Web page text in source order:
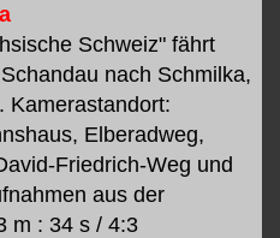
Schweiz" fährt
nach Schmilka,
Kamerastandort:
Elberadweg,
Friedrich-Weg und
aus der
m : 34 s / 4:3